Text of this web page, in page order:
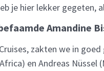
je hier lekker gegeten,
Amandine
zakten we in
en Andreas